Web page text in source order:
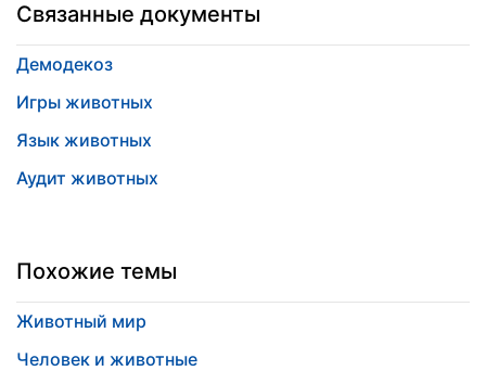
Связанные документы
Демодекоз
Игры животных
Язык животных
Аудит животных
Похожие темы
Животный мир
Человек и животные